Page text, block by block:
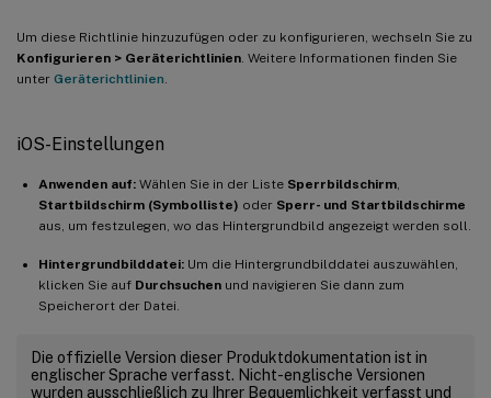
Um diese Richtlinie hinzuzufügen oder zu konfigurieren, wechseln Sie zu
Konfigurieren > Geräterichtlinien . Weitere Informationen finden Sie
unter Geräterichtlinien
iOS-Einstellungen
Anwenden auf: Wählen Sie in der Liste Sperrbildschirm
Startbildschirm (Symbolliste) oder Sperr- und Startbildschirme
aus, um festzulegen, wo das Hintergrundbild angezeigt werden soll.
Hintergrundbilddatei: Um die Hintergrundbilddatei auszuwählen,
klicken Sie auf Durchsuchen und navigieren Sie dann zum
Speicherort der Datei.
Die offizielle Version dieser Produktdokumentation ist in
englischer Sprache verfasst. Nicht-englische Versionen
wurden ausschließlich zu Ihrer Bequemlichkeit verfasst und